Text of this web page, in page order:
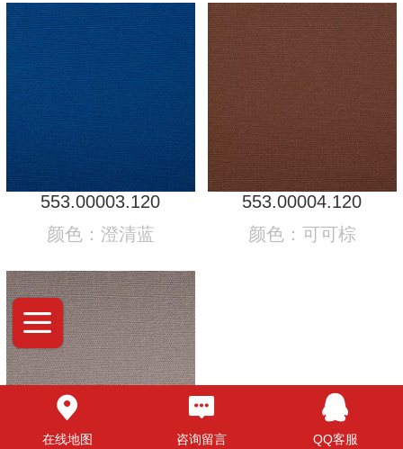
553.00003.120
颜色：澄清蓝
553.00004.120
颜色：可可棕
在线地图 咨询留言 QQ客服